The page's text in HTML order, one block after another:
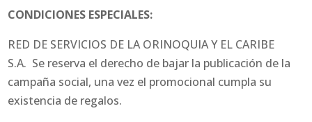
CONDICIONES ESPECIALES:
RED DE SERVICIOS DE LA ORINOQUIA Y EL CARIBE
S.A. Se reserva el derecho de bajar la publicación de la
campaña social, una vez el promocional cumpla su
existencia de regalos.